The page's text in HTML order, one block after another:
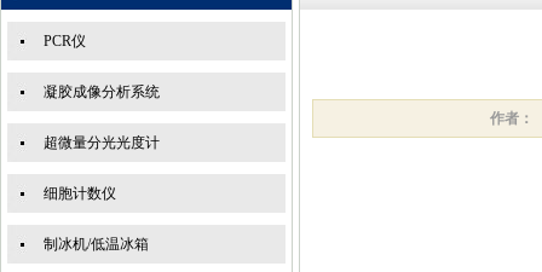
PCR仪
凝胶成像分析系统
超微量分光光度计
细胞计数仪
制冰机/低温冰箱
作者：